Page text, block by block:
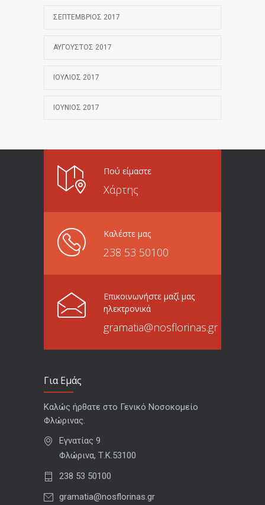
ΣΕΠΤΈΜΒΡΙΟΣ 2017
ΑΎΓΟΥΣΤΟΣ 2017
ΙΟΎΛΙΟΣ 2017
ΙΟΎΝΙΟΣ 2017
Πού είμαστε
Χάρτης
Καλέστε μας
238 53 50100
Επικοινωνήστε μαζί μας
ηλεκτρονικά
gramatia@nosflorinas.gr
Για Εμάς
Καλώς ήρθατε στο Γενικό Νοσοκομείο
Φλώρινας.
Εγνατίας 9
Φλώρινα, Τ.Κ.53100
238 53 50100
gramatia@nosflorinas.gr